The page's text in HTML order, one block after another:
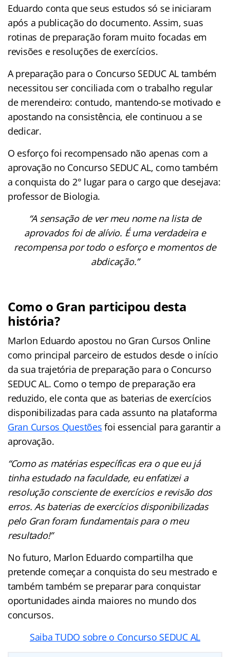
Eduardo conta que seus estudos só se iniciaram
após a publicação do documento. Assim, suas
rotinas de preparação foram muito focadas em
revisões e resoluções de exercícios.
A preparação para o Concurso SEDUC AL também
necessitou ser conciliada com o trabalho regular
de merendeiro: contudo, mantendo-se motivado e
apostando na consistência, ele continuou a se
dedicar.
O esforço foi recompensado não apenas com a
aprovação no Concurso SEDUC AL, como também
a conquista do 2° lugar para o cargo que desejava:
professor de Biologia.
“A sensação de ver meu nome na lista de
aprovados foi de alívio. É uma verdadeira e
recompensa por todo o esforço e momentos de
abdicação.”
Como o Gran participou desta
história?
Marlon Eduardo apostou no Gran Cursos Online
como principal parceiro de estudos desde o início
da sua trajetória de preparação para o Concurso
SEDUC AL. Como o tempo de preparação era
reduzido, ele conta que as baterias de exercícios
disponibilizadas para cada assunto na plataforma
Gran Cursos Questões foi essencial para garantir a
aprovação.
“Como as matérias específicas era o que eu já
tinha estudado na faculdade, eu enfatizei a
resolução consciente de exercícios e revisão dos
erros. As baterias de exercícios disponibilizadas
pelo Gran foram fundamentais para o meu
resultado!”
No futuro, Marlon Eduardo compartilha que
pretende começar a conquista do seu mestrado e
também também se preparar para conquistar
oportunidades ainda maiores no mundo dos
concursos.
Saiba TUDO sobre o Concurso SEDUC AL